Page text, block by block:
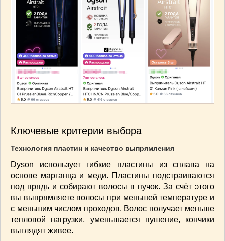
Ключевые критерии выбора
Технология пластин и качество выпрямления
Dyson использует гибкие пластины из сплава на
основе марганца и меди. Пластины подстраиваются
под прядь и собирают волосы в пучок. За счёт этого
вы выпрямляете волосы при меньшей температуре и
с меньшим числом проходов. Волос получает меньше
тепловой нагрузки, уменьшается пушение, кончики
выглядят живее.